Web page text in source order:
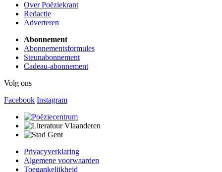
Over Poëziekrant
Redactie
Adverteren
Abonnement
Abonnementsformules
Steunabonnement
Cadeau-abonnement
Volg ons
Facebook Instagram
Privacyverklaring
Algemene voorwaarden
Toegankelijkheid